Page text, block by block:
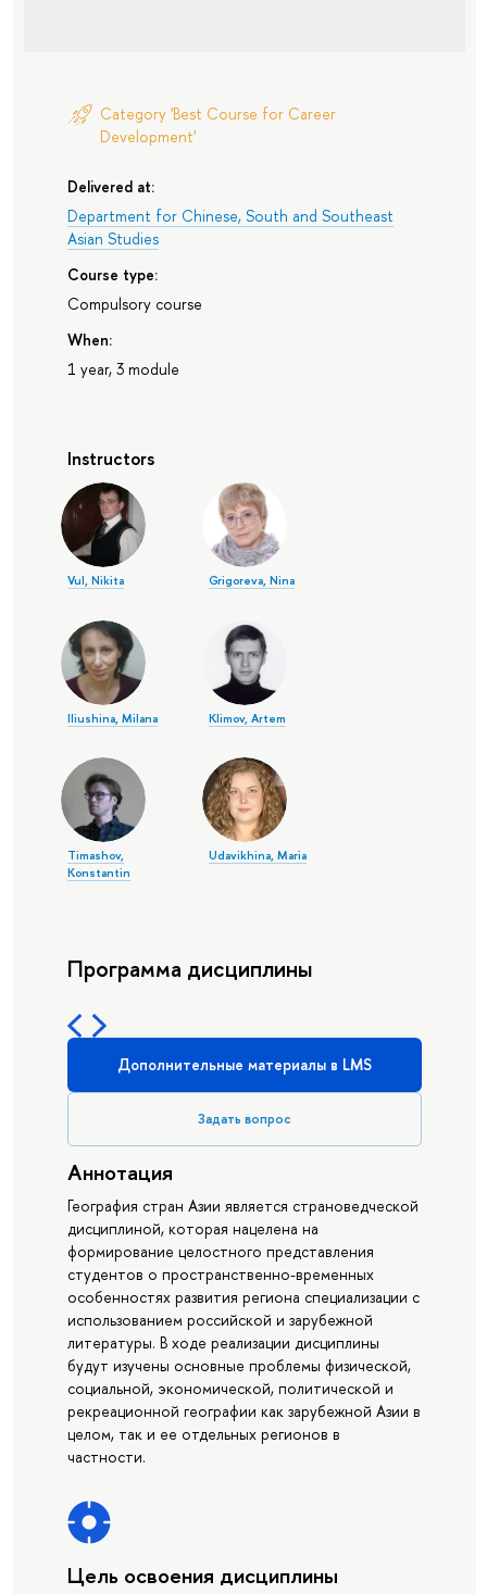
Category 'Best Course for Career
Development'
Delivered at:
Department for Chinese, South and Southeast
Asian Studies
Course type:
Compulsory course
When:
1 year, 3 module
Instructors
Vul, Nikita Grigoreva, Nina
Iliushina, Milana Klimov, Artem
Timashov,
Konstantin
Udavikhina, Maria
Программа дисциплины
Дополнительные материалы в LMS
Задать вопрос
Аннотация
География стран Азии является страноведческой
дисциплиной, которая нацелена на
формирование целостного представления
студентов о пространственно-временных
особенностях развития региона специализации с
использованием российской и зарубежной
литературы. В ходе реализации дисциплины
будут изучены основные проблемы физической,
социальной, экономической, политической и
рекреационной географии как зарубежной Азии в
целом, так и ее отдельных регионов в
частности.
Цель освоения дисциплины